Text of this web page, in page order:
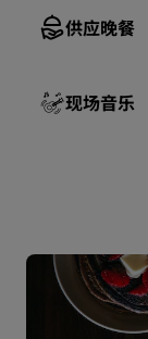
供应晚餐
现场音乐